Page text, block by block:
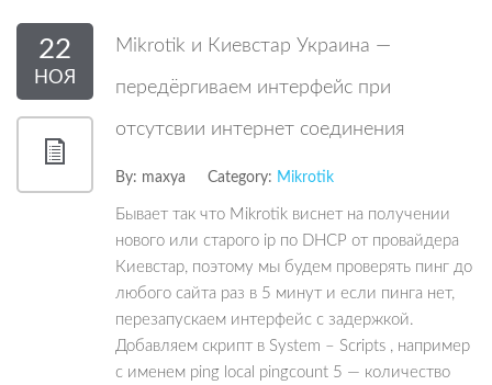
22
НОЯ
Mikrotik и Киевстар Украина —
передёргиваем интерфейс при
отсутсвии интернет соединения
By: maxya Category: Mikrotik
Бывает так что Mikrotik виснет на получении
нового или старого ip по DHCP от провайдера
Киевстар, поэтому мы будем проверять пинг до
любого сайта раз в 5 минут и если пинга нет,
перезапускаем интерфейс с задержкой.
Добавляем скрипт в System – Scripts , например
с именем ping local pingcount 5 — количество